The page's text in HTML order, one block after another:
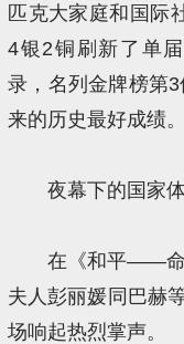
匹克大家庭和国际
4银2铜刷新了单
录，名列金牌榜第
来的历史最好成绩。
夜幕下的国家
在《和平——命
夫人彭丽媛同巴赫
场响起热烈掌声。